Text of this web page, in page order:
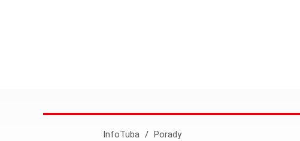
InfoTuba / Porady